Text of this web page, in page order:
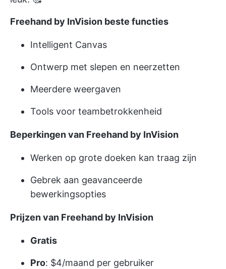
Freehand by InVision beste functies
Intelligent Canvas
Ontwerp met slepen en neerzetten
Meerdere weergaven
Tools voor teambetrokkenheid
Beperkingen van Freehand by InVision
Werken op grote doeken kan traag zijn
Gebrek aan geavanceerde
bewerkingsopties
Prijzen van Freehand by InVision
Gratis
Pro: $4/maand per gebruiker